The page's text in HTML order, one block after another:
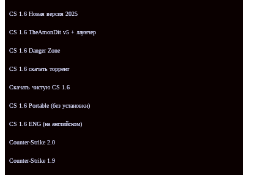
CS 1.6 Новая версия 2025
CS 1.6 TheAmonDit v5 + лаунчер
CS 1.6 Danger Zone
CS 1.6 скачать торрент
Скачать чистую CS 1.6
CS 1.6 Portable (без установки)
CS 1.6 ENG (на английском)
Counter-Strike 2.0
Counter-Strike 1.9